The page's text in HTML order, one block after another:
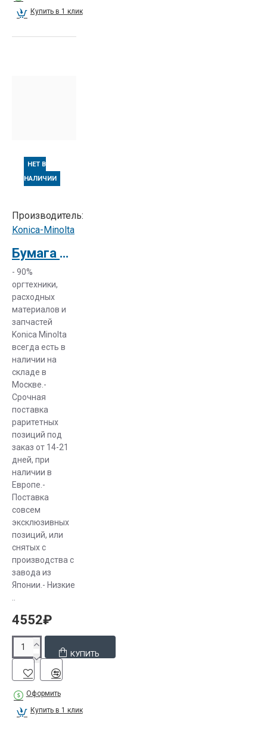
Купить в 1 клик
НЕТ В
НАЛИЧИИ
Производитель:
Konica-Minolta
Бумага для банеров Konica Minolta Banner Paper 250 sheets 160g/sm
- 90%
оргтехники,
расходных
материалов и
запчастей
Konica Minolta
всегда есть в
наличии на
складе в
Москве.-
Срочная
поставка
раритетных
позиций под
заказ от 14-21
дней, при
наличии в
Европе.-
Поставка
совсем
эксклюзивных
позиций, или
снятых с
производства с
завода из
Японии.- Низкие
4552₽
КУПИТЬ
Оформить
Купить в 1 клик